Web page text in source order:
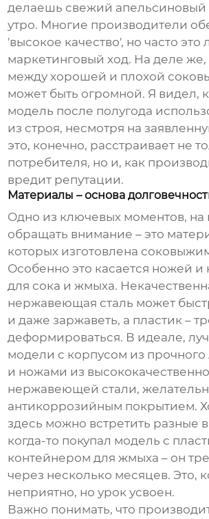
делаешь свежий апельсиновый
утро. Многие производители
'высокое качество', но часто это
маркетинговый ход. На деле
между хорошей и плохой
может быть огромной. Я видел,
модель после полугода
из строя, несмотря на
это, конечно, расстраивает не
потребителя, но и, как
вредит репутации.
Материалы – основа
Одно из ключевых моментов, на
обращать внимание – это
которых изготовлена
Особенно это касается ножей и
для сока и жмыха.
нержавеющая сталь может
и даже заржаветь, а пластик –
деформироваться. В идеале,
модели с корпусом из прочного
и ножами из
нержавеющей стали,
антикоррозийным покрытием.
здесь можно встретить разные
когда-то покупал модель с
контейнером для жмыха – он
через несколько месяцев. Это,
неприятно, но урок усвоен.
Важно понимать, что